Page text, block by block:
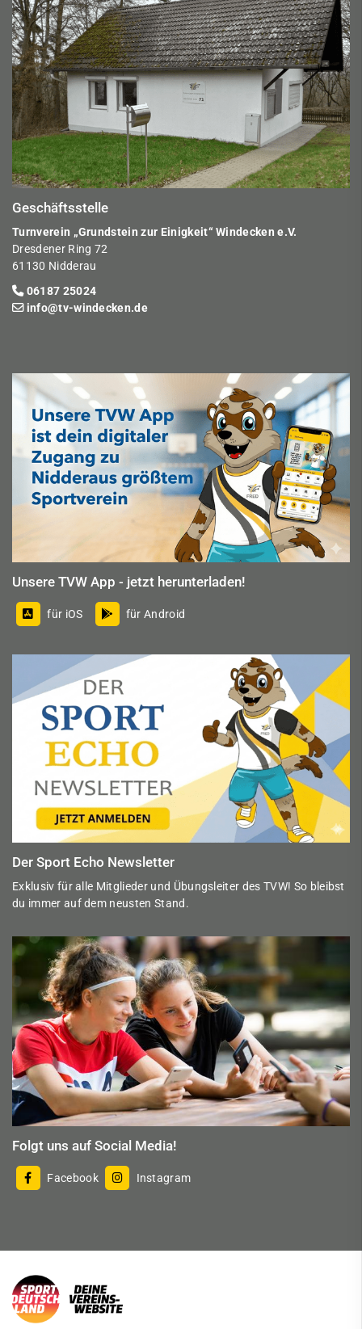
Geschäftsstelle
Turnverein „Grundstein zur Einigkeit“ Windecken e.V.
Dresdener Ring 72
61130 Nidderau
06187 25024
info@tv-windecken.de
Unsere TVW App - jetzt herunterladen!
für iOS für Android
Der Sport Echo Newsletter
Exklusiv für alle Mitglieder und Übungsleiter des TVW! So bleibst
du immer auf dem neusten Stand.
Folgt uns auf Social Media!
Facebook Instagram